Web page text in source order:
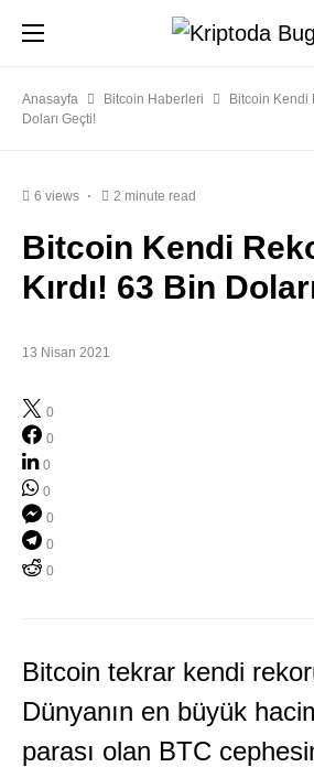
Anasayfa Bitcoin Haberleri
Bitcoin Kendi
Doları Geçti!
6 views 2 minute read
Bitcoin Kendi
Kırdı! 63 Bin
13 Nisan 2021
0
0
0
0
0
0
0
Bitcoin tekrar kendi
Dünyanın en büyük
parası olan BTC